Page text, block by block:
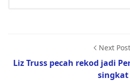
Next Post
Liz Truss pecah rekod jadi
singkat